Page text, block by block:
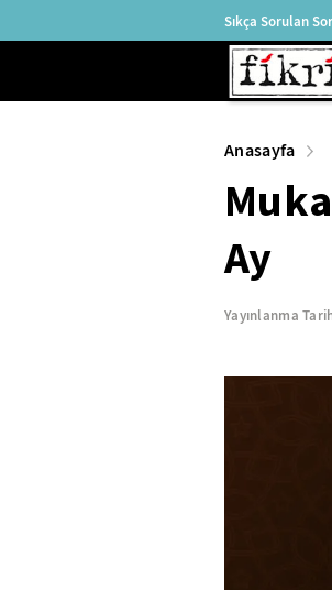
Sıkça Sorulan
Anasayfa
Ay
Yayınlanma